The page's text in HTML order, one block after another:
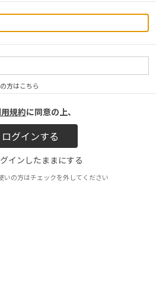
方はこちら
規約に同意の上、
インしたままにする
いの方はチェックを外してください